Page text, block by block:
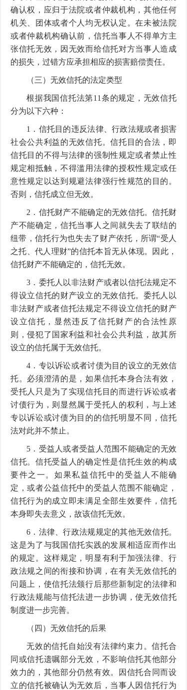
确认权，应归于法院或者仲裁机构，其他任何
机关、团体或者个人均无权认定。在未被法院
或者仲裁机构确认前，信托当事人不得单方主
张信托无效，因无效而给信托对方当事人造成
的损失，过错方应承担相应的损害赔偿责任。
（三）无效信托的法定类型
根据我国信托法第11条的规定，无效信托
分为以下六种：
1．信托目的违反法律、行政法规或者损害
社会公共利益的无效信托。信托目的合法，即
信托目的不得与法律的强制性规定或者禁止性
规定相抵触，不得滥用法律的授权性规定或任
意性规定以达到规避法律强行性规范的目的。
否则，信托成立但无效。
2．信托财产不能确定的无效信托。信托财
产不能确定，信托当事人之间就失去了联结的
纽带，信托行为也失去了财产依托，所谓“受人
之托、代人理财”的信托本旨无从体现。因此，
信托财产不能确定的，信托无效。
3．委托人以非法财产或者以信托法规定不
得设立信托的财产设立的无效信托。委托人以
非法财产或者信托法规定不得设立信托的财产
设立信托，显然违反了信托财产的合法性原
则，侵犯了国家利益和社会公共利益，故其所
设立的信托属于无效信托。
4．专以诉讼或者讨债为目的设立的无效信
托。必须澄清的是，如果信托本身合法有效，
受托人只是为了实现信托目的而进行诉讼或者
讨债行为，则显然属于受托人的权利，与上述
专以诉讼或讨债为目的的信托明显不同，信托
法对此并不禁止。
5．受益人或者受益人范围不能确定的无效
信托。信托受益人的确定性是信托生效的构成
要件之一。如果私益信托中的受益人不能确
定，或者公益信托中的受益人范围不能确定，
信托行为的成立即未满足全部生效要件，信托
本身即失去意义，故该信托无效。
6．法律、行政法规规定的其他无效信托。
这是为了与我国信托实践的发展相适应而作出
的规定。这样规定，明显有利于加强法律、行
政法规之间的衔接和协调，在有关无效信托的
问题上，使信托法颁行后那些新制定的法律和
行政法规能与信托法进一步协调，使无效信托
制度进一步完善。
（四）无效信托的后果
无效的信托自始没有法律约束力。信托合
同或信托遗嘱部分无效，不影响信托其他部分
效力的，其他部分仍然有效。因信托合同而设
立的信托被确认为无效后，当事人因信托行为